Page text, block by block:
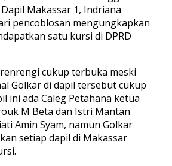
Makassar 1, Indriana
pencoblosan mengungkapkan
satu kursi di DPRD
cukup terbuka meski
Golkar di dapil tersebut cukup
ini ada Caleg Petahana ketua
M Beta dan Istri Mantan
Amin Syam, namun Golkar
setiap dapil di Makassar